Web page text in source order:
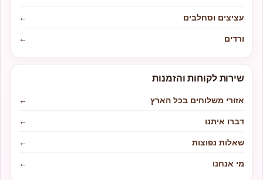
עציצים וסחלבים
←
ורדים
←
שירות לקוחות והזמנות
אזורי משלוחים בכל הארץ
←
דברו איתנו
←
שאלות נפוצות
←
מי אנחנו
←